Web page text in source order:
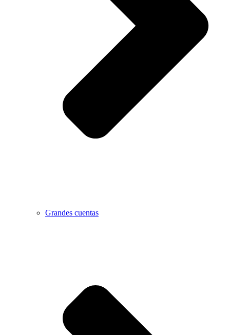
Grandes cuentas